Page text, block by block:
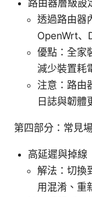
路由器層級設
透過路由器
OpenWrt、
優點：全家
減少裝置耗
注意：路由
日誌與韌體
第四部分：常見
高延遲與掉線
解法：切換
用混淆、重